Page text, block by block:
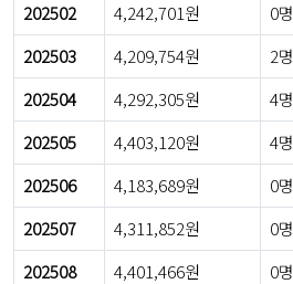
202502
4,242,701원 0명
202503
4,209,754원 2명
202504
4,292,305원 4명
202505
4,403,120원 4명
202506
4,183,689원 0명
202507
4,311,852원 0명
202508
4,401,466원 0명